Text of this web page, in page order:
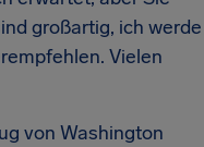
großartig, ich werde
Vielen
von Washington